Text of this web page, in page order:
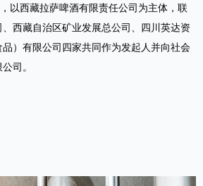
以西藏拉萨啤酒有限责任公司为主体，联
西藏自治区矿业发展总公司、四川英达资
）有限公司四家共同作为发起人并向社会
司。